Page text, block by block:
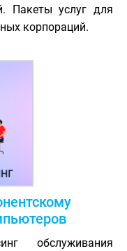
Пакеты услуг для
корпораций.
обслуживания